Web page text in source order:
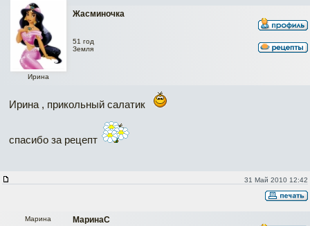
Жасминочка
Ирина
51 год
Земля
Ирина , прикольный салатик
спасибо за рецепт
31 Май 2010 12:42
МаринаС
Марина